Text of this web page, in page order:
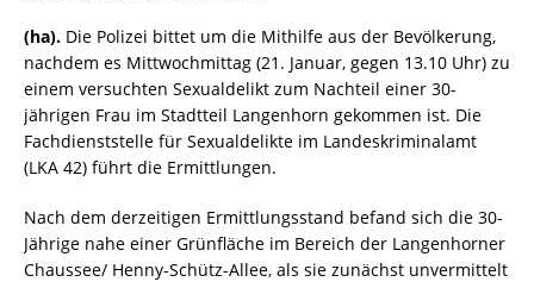
(ha). Die Polizei bittet um die Mithilfe aus der Bevölkerung,
nachdem es Mittwochmittag (21. Januar, gegen 13.10 Uhr) zu
einem versuchten Sexualdelikt zum Nachteil einer 30-
jährigen Frau im Stadtteil Langenhorn gekommen ist. Die
Fachdienststelle für Sexualdelikte im Landeskriminalamt
(LKA 42) führt die Ermittlungen.
Nach dem derzeitigen Ermittlungsstand befand sich die 30-
Jährige nahe einer Grünfläche im Bereich der Langenhorner
Chaussee/ Henny-Schütz-Allee, als sie zunächst unvermittelt